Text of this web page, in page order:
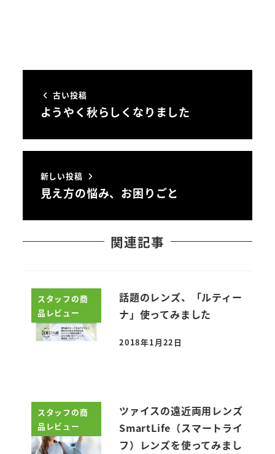
古い投稿
ようやく秋らしくなりました
新しい投稿
見え方の悩み、お困りごと
関連記事
スタッフの商
品レビュー
話題のレンズ、「ルティー
ナ」使ってみました
投稿日
2018年1月22日
スタッフの商
品レビュー
ツァイスの遠近両用レンズ
SmartLife（スマートライ
フ）レンズを使ってみまし